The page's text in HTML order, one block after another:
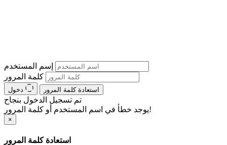
إسم المستخدم
كلمة المرور
استعادة كلمة المرور
تم تسجيل الدخول بنجاح
يوجد خطأ في اسم المستخدم أو كلمة المرور!
×
استعادة كلمة المرور